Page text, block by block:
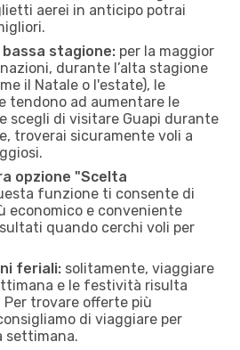
aerei in anticipo potrai
stagione: per la maggior
durante l’alta stagione
il Natale o l'estate), le
tendono ad aumentare le
scegli di visitare Guapi durante
troverai sicuramente voli a
opzione "Scelta
funzione ti consente di
economico e conveniente
quando cerchi voli per
feriali: solitamente, viaggiare
e le festività risulta
Per trovare offerte più
di viaggiare per
settimana.